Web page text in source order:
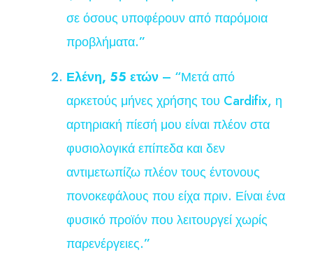
σε όσους υποφέρουν από παρόμοια
προβλήματα.”
Ελένη, 55 ετών – “Μετά από
αρκετούς μήνες χρήσης του Cardifix, η
αρτηριακή πίεσή μου είναι πλέον στα
φυσιολογικά επίπεδα και δεν
αντιμετωπίζω πλέον τους έντονους
πονοκεφάλους που είχα πριν. Είναι ένα
φυσικό προϊόν που λειτουργεί χωρίς
παρενέργειες.”